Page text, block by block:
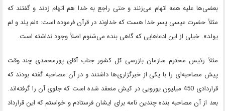
بعضی‌ها علیه همه اتهام می‌زنند و حتی راجع به خدا هم اتهام زدند و گفتند که
مثلاً حضرت عیسی پسر خدا هست که خداوند در قرآن فرموده است: «لم یلد و لم
یولد». خیلی از این ادعاهایی که گاهی بنده می‌شنوم اصلاً وجود نداشته است.
مثلاً رئیس محترم سازمان بازرسی کل کشور جناب آقای پورمحمدی چند وقت
پیش مصاحبه‌ای را با یکی از خبرگزاری‌ها داشتند و در آن مصاحبه گفته بودند که
قراردادی 450 میلیون یورویی در کیش منعقد شده است که جلوی آن را گرفته‌اند.
بعد از آن مصاحبه بنده چندین نامه برای ایشان فرستادم و خواستم که این قرارداد